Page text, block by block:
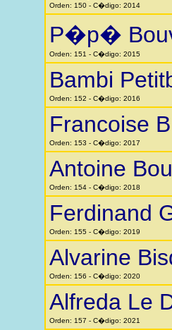
Orden: 150 - C�digo: 2014
P�p�
Orden: 151 - C�digo: 2015
Bambi
Orden: 152 - C�digo: 2016
Francoise
Orden: 153 - C�digo: 2017
Antoine
Orden: 154 - C�digo: 2018
Ferdinand
Orden: 155 - C�digo: 2019
Alvarine
Orden: 156 - C�digo: 2020
Alfreda Le
Orden: 157 - C�digo: 2021